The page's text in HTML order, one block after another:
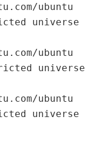
ubuntu
universe
ubuntu
universe
ubuntu
universe